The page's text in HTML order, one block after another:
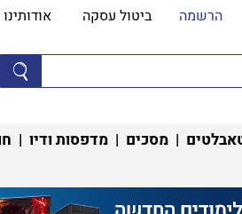
הרשמה ביטול עסקה אודותינו
| מסכים | מדפסות ודיו |